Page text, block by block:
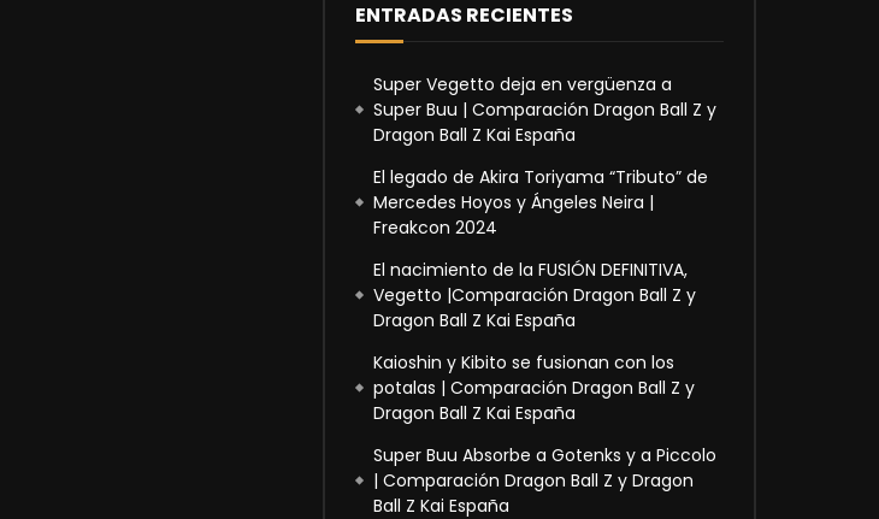
ENTRADAS RECIENTES
Super Vegetto deja en vergüenza a
Super Buu | Comparación Dragon Ball Z y
Dragon Ball Z Kai España
El legado de Akira Toriyama “Tributo” de
Mercedes Hoyos y Ángeles Neira |
Freakcon 2024
El nacimiento de la FUSIÓN DEFINITIVA,
Vegetto |Comparación Dragon Ball Z y
Dragon Ball Z Kai España
Kaioshin y Kibito se fusionan con los
potalas | Comparación Dragon Ball Z y
Dragon Ball Z Kai España
Super Buu Absorbe a Gotenks y a Piccolo
| Comparación Dragon Ball Z y Dragon
Ball Z Kai España